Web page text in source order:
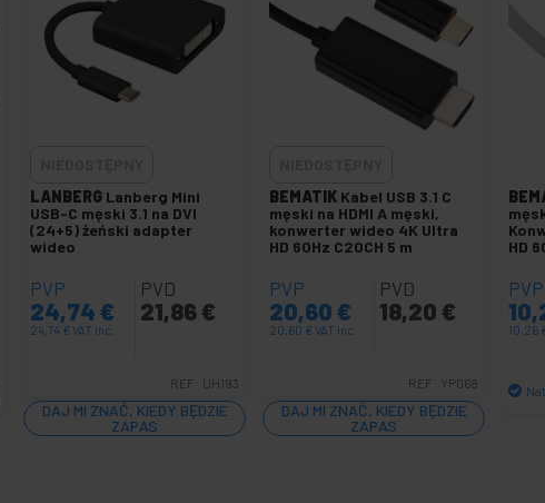
LANBERG Lanberg Mini
USB-C męski 3.1 na DVI
(24+5) żeński adapter
wideo
PVP
24,74 €
24,74 €VAT inc.
PVD
21,86 €
REF: UH193
DAJ MI ZNAĆ, KIEDY BĘDZIE
ZAPAS
BEMATIK Kabel USB 3.1 C
męski na HDMI A męski,
konwerter wideo 4K Ultra
HD 60Hz C20CH 5 m
PVP
20,60 €
20,60 €VAT inc.
PVD
18,20 €
REF: YP068
DAJ MI ZNAĆ, KIEDY BĘDZIE
ZAPAS
HD
PVP
10,26